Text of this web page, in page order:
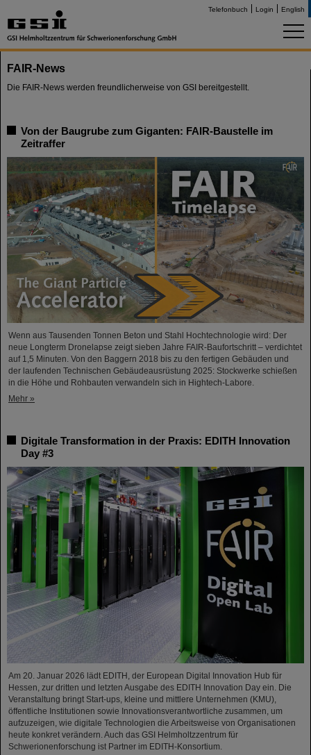
Telefonbuch Login English
FAIR-News
Die FAIR-News werden freundlicherweise von GSI bereitgestellt.
Von der Baugrube zum Giganten: FAIR-Baustelle im
Zeitraffer
Wenn aus Tausenden Tonnen Beton und Stahl Hochtechnologie wird: Der
neue Longterm Dronelapse zeigt sieben Jahre FAIR-Baufortschritt – verdichtet
auf 1,5 Minuten. Von den Baggern 2018 bis zu den fertigen Gebäuden und
der laufenden Technischen Gebäudeausrüstung 2025: Stockwerke schießen
in die Höhe und Rohbauten verwandeln sich in Hightech-Labore.​
Mehr »
Digitale Transformation in der Praxis: EDITH Innovation
Day #3
Am 20. Januar 2026 lädt EDITH, der European Digital Innovation Hub für
Hessen, zur dritten und letzten Ausgabe des EDITH Innovation Day ein. Die
Veranstaltung bringt Start-ups, kleine und mittlere Unternehmen (KMU),
öffentliche Institutionen sowie Innovationsverantwortliche zusammen, um
aufzuzeigen, wie digitale Technologien die Arbeitsweise von Organisationen
heute konkret verändern. Auch das GSI Helmholtzzentrum für
Schwerionenforschung ist Partner im EDITH-Konsortium.